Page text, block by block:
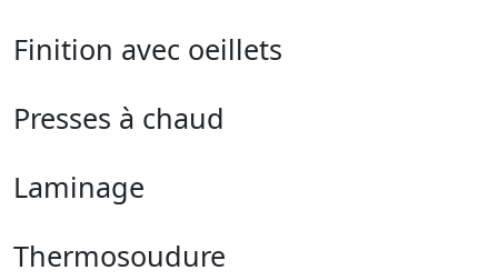
Finition avec oeillets
Presses à chaud
Laminage
Thermosoudure